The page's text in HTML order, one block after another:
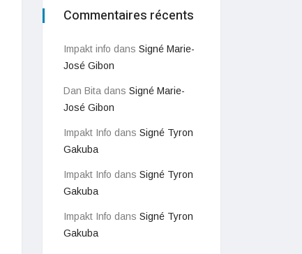
Commentaires récents
Impakt info dans Signé Marie-
José Gibon
Dan Bita dans Signé Marie-
José Gibon
Impakt Info dans Signé Tyron
Gakuba
Impakt Info dans Signé Tyron
Gakuba
Impakt Info dans Signé Tyron
Gakuba